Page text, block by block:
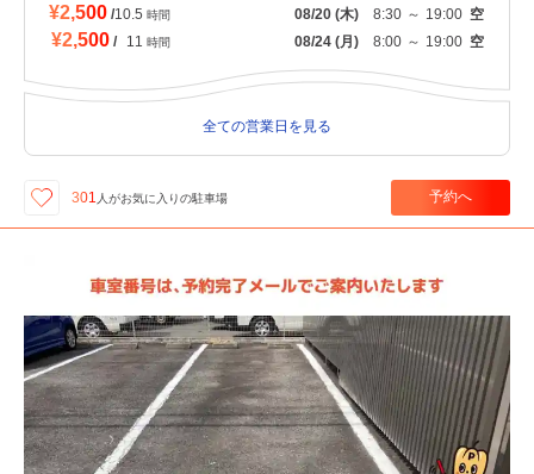
¥2,500 /10.5 時間 08/20 (木) 8:30 ～ 19:00 空
¥2,500 / 11 時間 08/24 (月) 8:00 ～ 19:00 空
全ての営業日を見る
301 人がお気に入りの駐車場 予約へ